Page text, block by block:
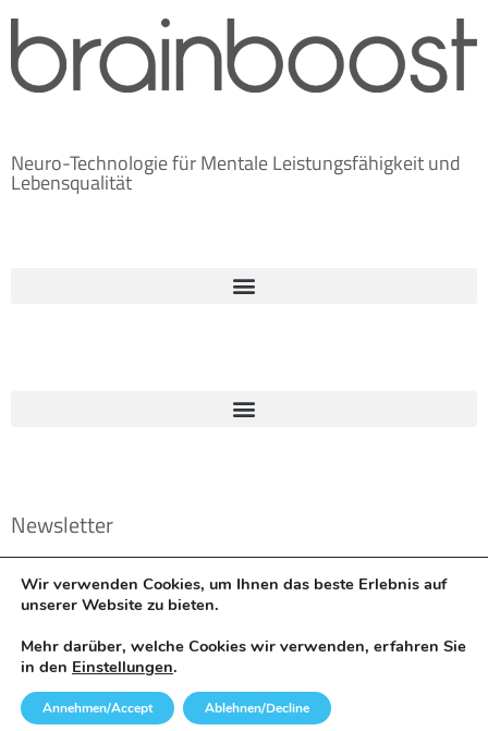
Neuro-Technologie für Mentale Leistungsfähigkeit und
Lebensqualität
Newsletter
Email
By submitting by clicking the „Send“ button, you accept our Privacy
Policy.
Wir verwenden Cookies, um Ihnen das beste Erlebnis auf
unserer Website zu bieten.
Mehr darüber, welche Cookies wir verwenden, erfahren Sie
in den Einstellungen.
Annehmen/Accept Ablehnen/Decline